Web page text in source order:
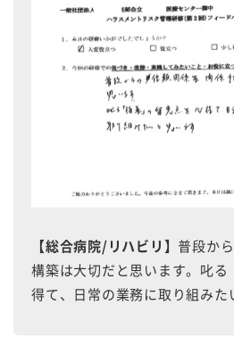
【総合病院/リハビリ】普段か
構築は大切だと思います。叱
得て、日常の業務に取り組みた